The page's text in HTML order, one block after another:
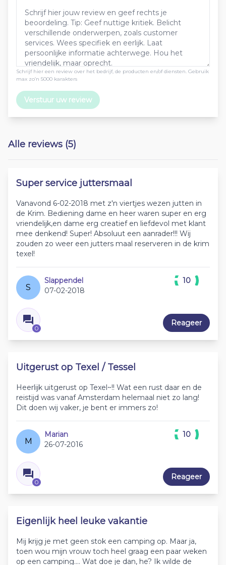
Schrijf hier een review over het bedrijf, de producten en/of diensten. Gebruik
max zo’n 5000 karakters
Verstuur uw review
Alle reviews (5)
Super service juttersmaal
Vanavond 6-02-2018 met z'n viertjes wezen jutten in
de Krim. Bediening dame en heer waren super en erg
vriendelijk,en dame erg creatief en liefdevol met klant
mee denkend! Super! Absoluut een aanrader!!! Wij
zouden zo weer een jutters maal reserveren in de krim
texel!
S
Slappendel
07-02-2018
0
10
Reageer
Uitgerust op Texel / Tessel
Heerlijk uitgerust op Texel~!! Wat een rust daar en de
reistijd was vanaf Amsterdam helemaal niet zo lang!
Dit doen wij vaker, je bent er immers zo!
M
Marian
26-07-2016
0
10
Reageer
Eigenlijk heel leuke vakantie
Mij krijg je met geen stok een camping op. Maar ja,
toen wou mijn vrouw toch heel graag een paar weken
op een camping.... Wat doe je dan, he? Ik wilde de